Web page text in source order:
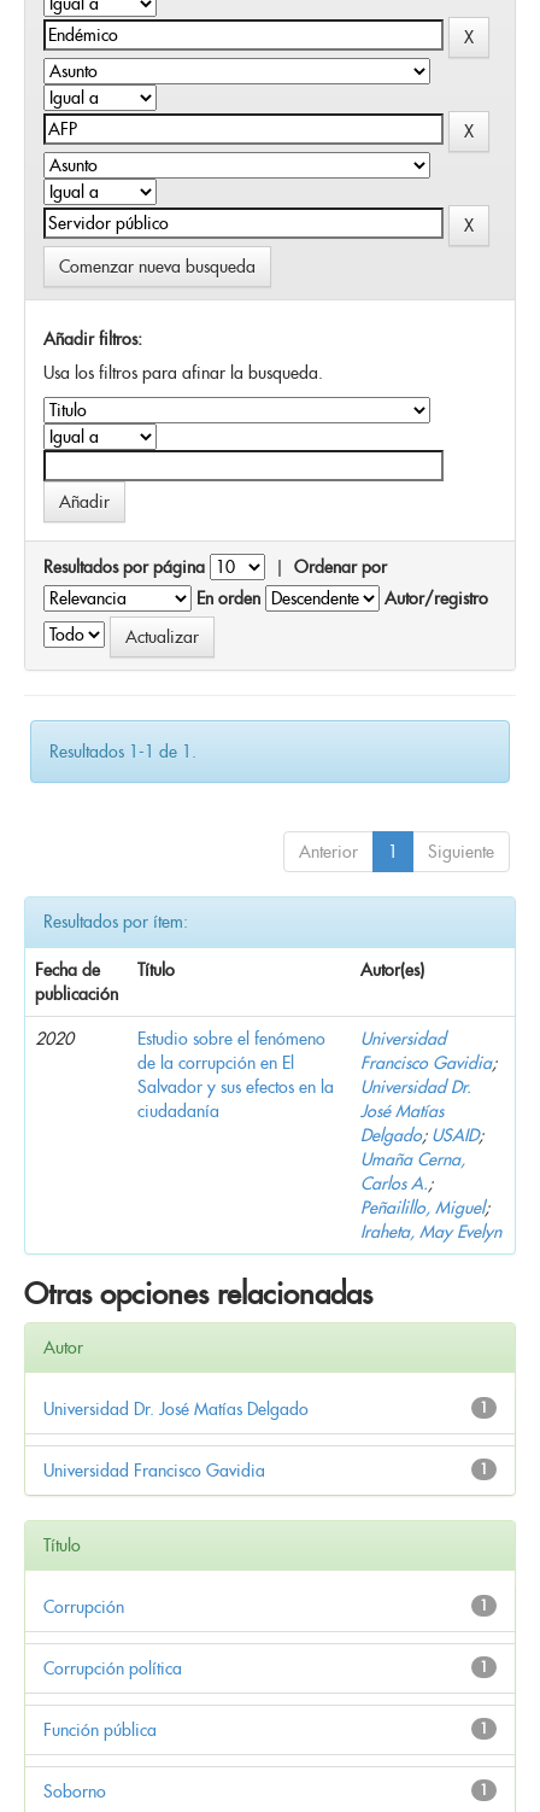
Comenzar nueva busqueda
Añadir filtros:
Usa los filtros para afinar la busqueda.
Resultados por página | Ordenar por
En orden
Autor/registro
Resultados 1-1 de 1.
Anterior 1 Siguiente
Resultados por ítem:
Fecha de
publicación
Título Autor(es)
2020
Estudio sobre el fenómeno
de la corrupción en El
Salvador y sus efectos en la
ciudadanía
Universidad
Francisco Gavidia;
Universidad Dr.
José Matías
Delgado; USAID;
Umaña Cerna,
Carlos A.;
Peñailillo, Miguel;
Iraheta, May Evelyn
Otras opciones relacionadas
Autor
1
Universidad Dr. José Matías Delgado
1
Universidad Francisco Gavidia
Título
1
Corrupción
1
Corrupción política
1
Función pública
1
Soborno